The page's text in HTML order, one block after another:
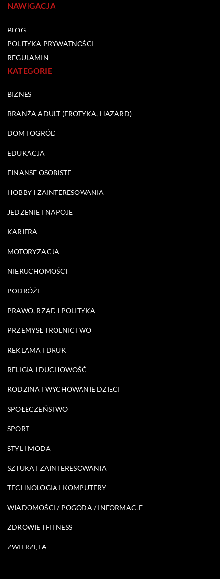
NAWIGACJA
BLOG
POLITYKA PRYWATNOŚCI
REGULAMIN
KATEGORIE
BIZNES
BRANŻA ADULT (EROTYKA, HAZARD)
DOM I OGRÓD
EDUKACJA
FINANSE OSOBISTE
HOBBY I ZAINTERESOWANIA
JEDZENIE I NAPOJE
KARIERA
MOTORYZACJA
NIERUCHOMOŚCI
PODRÓŻE
PRAWO, RZĄD I POLITYKA
PRZEMYSŁ I ROLNICTWO
REKLAMA I DRUK
RELIGIA I DUCHOWOŚĆ
RODZINA I WYCHOWANIE DZIECI
SPOŁECZEŃSTWO
SPORT
STYL I MODA
SZTUKA I ZAINTERESOWANIA
TECHNOLOGIA I KOMPUTERY
WIADOMOŚCI / POGODA / INFORMACJE
ZDROWIE I FITNESS
ZWIERZĘTA